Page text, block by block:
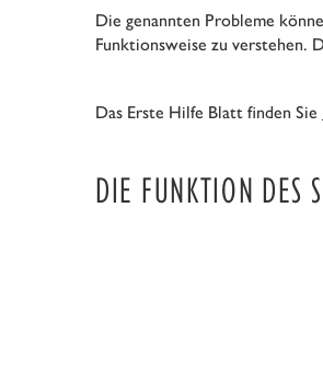
Die genannten Probleme
Funktionsweise zu verstehen.
Das Erste Hilfe Blatt finden Sie
DIE FUNKTION DES